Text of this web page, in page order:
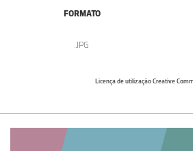
FORMATO
.JPG
Licença de utilização Creative